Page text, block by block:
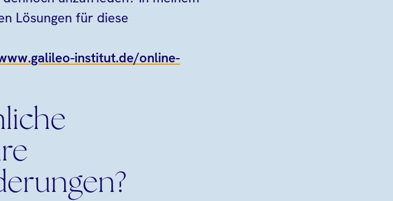
Lösungen für diese
institut.de/online-